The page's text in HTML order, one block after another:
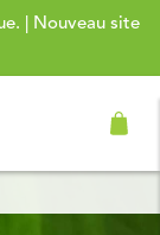
| Nouveau site